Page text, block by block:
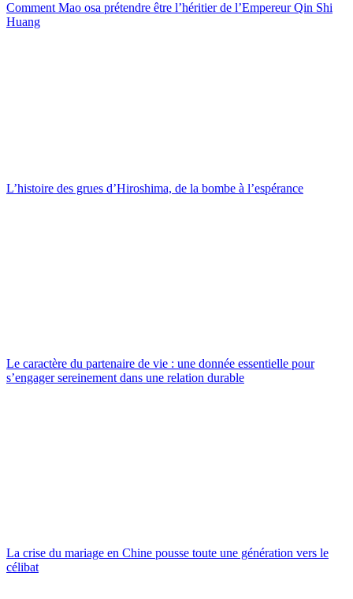
Comment Mao osa prétendre être l’héritier de l’Empereur Qin Shi
Huang
L’histoire des grues d’Hiroshima, de la bombe à l’espérance
Le caractère du partenaire de vie : une donnée essentielle pour
s’engager sereinement dans une relation durable
La crise du mariage en Chine pousse toute une génération vers le
célibat